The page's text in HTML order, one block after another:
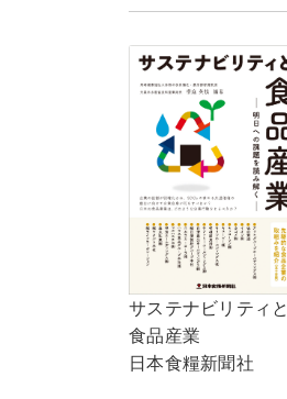
サステナビリティと
食品産業
日本食糧新聞社